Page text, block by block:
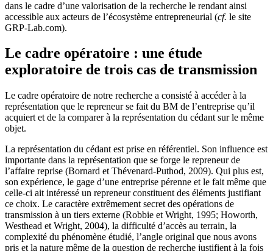
dans le cadre d’une valorisation de la recherche le rendant ainsi
accessible aux acteurs de l’écosystème entrepreneurial (cf. le site
GRP-Lab.com).
Le cadre opératoire : une étude
exploratoire de trois cas de transmission
Le cadre opératoire de notre recherche a consisté à accéder à la
représentation que le repreneur se fait du BM de l’entreprise qu’il
acquiert et de la comparer à la représentation du cédant sur le même
objet.
La représentation du cédant est prise en référentiel. Son influence est
importante dans la représentation que se forge le repreneur de
l’affaire reprise (Bornard et Thévenard-Puthod, 2009). Qui plus est,
son expérience, le gage d’une entreprise pérenne et le fait même que
celle-ci ait intéressé un repreneur constituent des éléments justifiant
ce choix. Le caractère extrêmement secret des opérations de
transmission à un tiers externe (Robbie et Wright, 1995; Howorth,
Westhead et Wright, 2004), la difficulté d’accès au terrain, la
complexité du phénomène étudié, l’angle original que nous avons
pris et la nature même de la question de recherche justifient à la fois